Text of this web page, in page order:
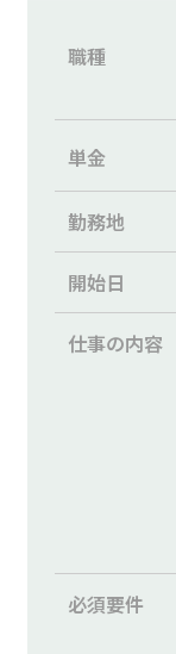
職種
単金
勤務地
開始日
仕事の内容
必須要件